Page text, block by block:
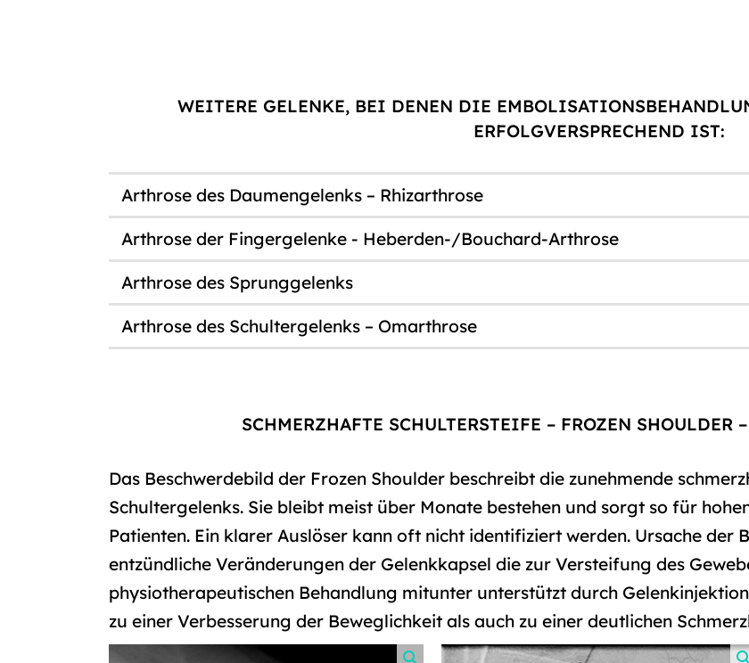
WEITERE GELENKE, BEI DENEN DIE
ERFOLGVERSPRECHEND IST:
Arthrose des Daumengelenks – Rhizarthrose
Arthrose der Fingergelenke - Heberden-/Bouchard-Arthrose
Arthrose des Sprunggelenks
Arthrose des Schultergelenks – Omarthrose
SCHMERZHAFTE SCHULTERSTEIFE – FROZEN
Das Beschwerdebild der Frozen Shoulder beschreibt die zunehmende
Schultergelenks. Sie bleibt meist über Monate bestehen und sorgt so für
Patienten. Ein klarer Auslöser kann oft nicht identifiziert werden. Ursache der
entzündliche Veränderungen der Gelenkkapsel die zur Versteifung des
physiotherapeutischen Behandlung mitunter unterstützt durch
zu einer Verbesserung der Beweglichkeit als auch zu einer deutlichen